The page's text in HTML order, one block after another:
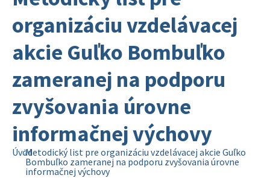
organizáciu vzdelávacej
akcie Guľko Bombuľko
zameranej na podporu
zvyšovania úrovne
informačnej výchovy
ÚvodMetodický list pre organizáciu vzdelávacej akcie Guľko
Bombuľko zameranej na podporu zvyšovania úrovne
informačnej výchovy